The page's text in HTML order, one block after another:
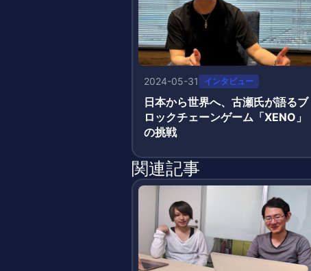
2024-05-31 インタビュー
日本から世界へ、古瀬氏が語るブ
ロックチェーンゲーム「XENO」
の挑戦
関連記事